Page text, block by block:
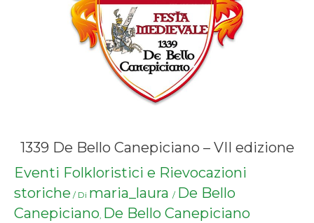
1339 De Bello Canepiciano – VII edizione
Eventi Folkloristici e Rievocazioni
storiche / Di maria_laura / De Bello
Canepiciano, De Bello Canepiciano